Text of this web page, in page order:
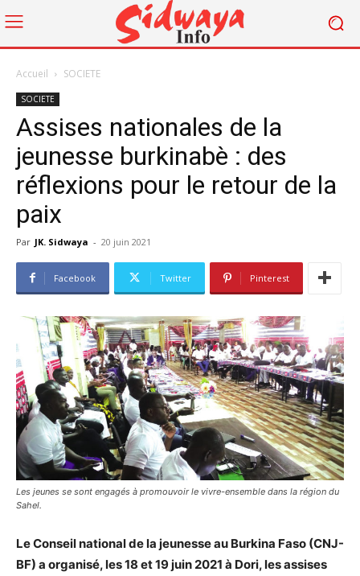
Accueil SOCIETE
SOCIETE
Assises nationales de la
jeunesse burkinabè : des
réflexions pour le retour de la
paix
Par JK. Sidwaya - 20 juin 2021
Facebook Twitter Pinterest
Les jeunes se sont engagés à promouvoir le vivre-ensemble dans la région du
Sahel.
Le Conseil national de la jeunesse au Burkina Faso (CNJ-
BF) a organisé, les 18 et 19 juin 2021 à Dori, les assises